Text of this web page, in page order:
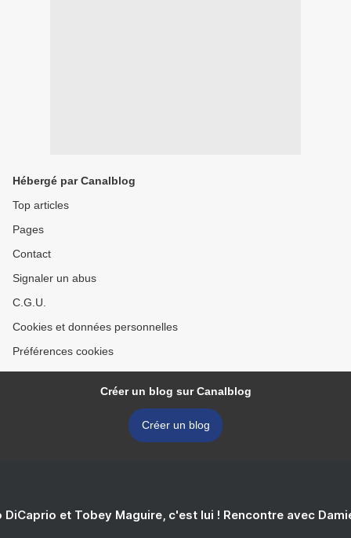
Hébergé par Canalblog
Top articles
Pages
Contact
Signaler un abus
C.G.U.
Cookies et données personnelles
Préférences cookies
Créer un blog sur Canalblog
Créer un blog
DiCaprio et Tobey Maguire, c'est lui ! Rencontre avec